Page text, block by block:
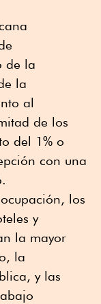
de la
la
al
de los
del 1% o
con una
los
y
la mayor
la
y las